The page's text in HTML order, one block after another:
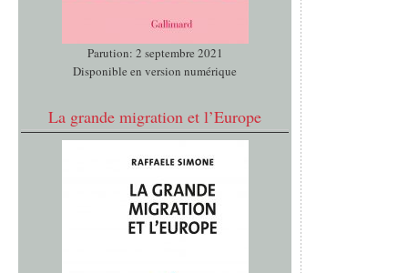
Parution: 2 septembre 2021
Disponible en version numérique
La grande migration et l’Europe